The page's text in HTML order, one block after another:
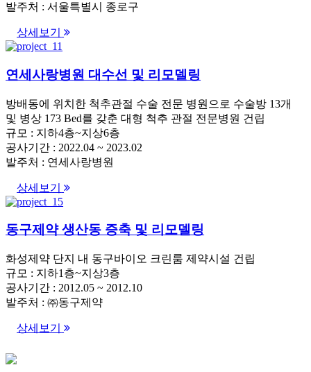
발주처 : 서울특별시 종로구
상세보기
연세사랑병원 대수선 및 리모델링
방배동에 위치한 척추관절 수술 전문 병원으로 수술방 13개
및 병상 173 Bed를 갖춘 대형 척추 관절 전문병원 건립
규모 : 지하4층~지상6층
공사기간 : 2022.04 ~ 2023.02
발주처 : 연세사랑병원
상세보기
동구제약 생산동 증축 및 리모델링
화성제약 단지 내 동구바이오 크린룸 제약시설 건립
규모 : 지하1층~지상3층
공사기간 : 2012.05 ~ 2012.10
발주처 : ㈜동구제약
상세보기